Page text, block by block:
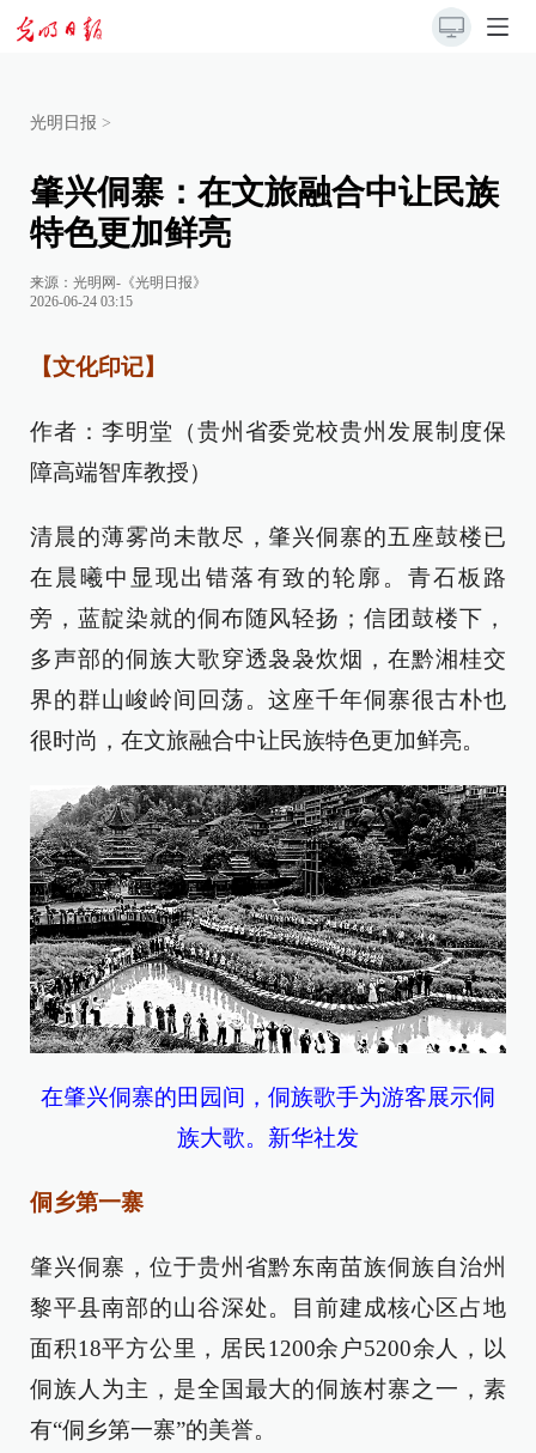
光明日报 >
肇兴侗寨：在文旅融合中让民族
特色更加鲜亮
来源： 光明网-《光明日报》
2026-06-24 03:15
【文化印记】
作者：李明堂（贵州省委党校贵州发展制度保
障高端智库教授）
清晨的薄雾尚未散尽，肇兴侗寨的五座鼓楼已
在晨曦中显现出错落有致的轮廓。青石板路
旁，蓝靛染就的侗布随风轻扬；信团鼓楼下，
多声部的侗族大歌穿透袅袅炊烟，在黔湘桂交
界的群山峻岭间回荡。这座千年侗寨很古朴也
很时尚，在文旅融合中让民族特色更加鲜亮。
在肇兴侗寨的田园间，侗族歌手为游客展示侗
族大歌。新华社发
侗乡第一寨
肇兴侗寨，位于贵州省黔东南苗族侗族自治州
黎平县南部的山谷深处。目前建成核心区占地
面积18平方公里，居民1200余户5200余人，以
侗族人为主，是全国最大的侗族村寨之一，素
有“侗乡第一寨”的美誉。